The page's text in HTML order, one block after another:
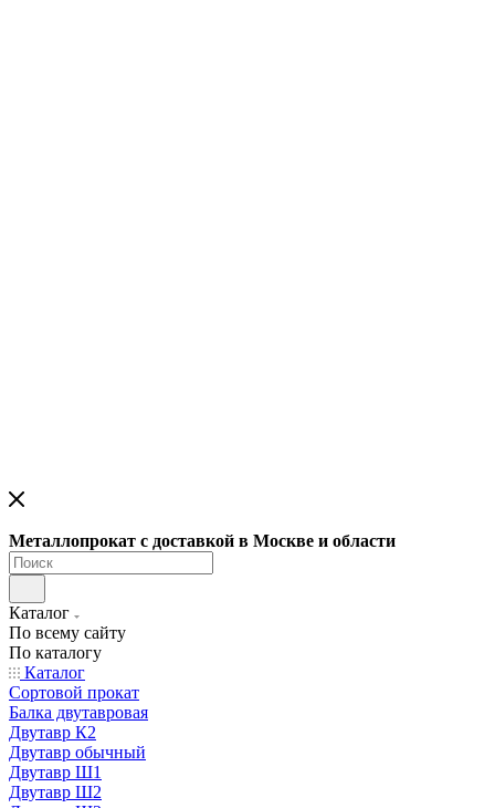
Металлопрокат с доставкой в Москве и области
Каталог
По всему сайту
По каталогу
Каталог
Сортовой прокат
Балка двутавровая
Двутавр К2
Двутавр обычный
Двутавр Ш1
Двутавр Ш2